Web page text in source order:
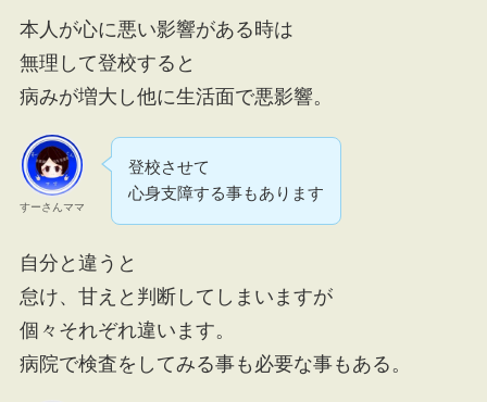
本人が心に悪い影響がある時は
無理して登校すると
病みが増大し他に生活面で悪影響。
すーさんママ
登校させて
心身支障する事もあります
自分と違うと
怠け、甘えと判断してしまいますが
個々それぞれ違います。
病院で検査をしてみる事も必要な事もある。